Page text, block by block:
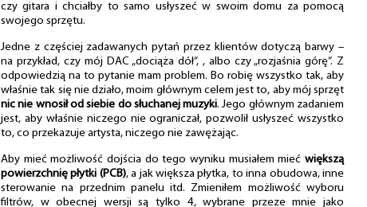
czy gitara i chciałby to samo usłyszeć w swoim domu za pomocą
swojego sprzętu.
Jedne z częściej zadawanych pytań przez klientów dotyczą barwy –
na przykład, czy mój DAC „dociąża dół”, , albo czy „rozjaśnia górę”. Z
odpowiedzią na to pytanie mam problem. Bo robię wszystko tak, aby
właśnie tak się nie działo, moim głównym celem jest to, aby mój sprzęt
nic nie wnosił od siebie do słuchanej muzyki. Jego głównym zadaniem
jest, aby właśnie niczego nie ograniczał, pozwolił usłyszeć wszystko
to, co przekazuje artysta, niczego nie zawężając.
Aby mieć możliwość dojścia do tego wyniku musiałem mieć większą
powierzchnię płytki (PCB), a jak większa płytka, to inna obudowa, inne
sterowanie na przednim panelu itd. Zmieniłem możliwość wyboru
filtrów, w obecnej wersji są tylko 4, wybrane przeze mnie jako